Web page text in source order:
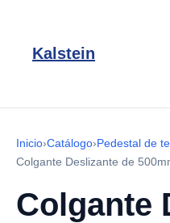
Kalstein
Inicio›Catálogo›Pedestal de
Colgante Deslizante de
Colgante